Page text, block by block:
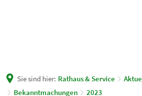
Sie sind hier: Rathaus & Service
Bekanntmachungen
2023